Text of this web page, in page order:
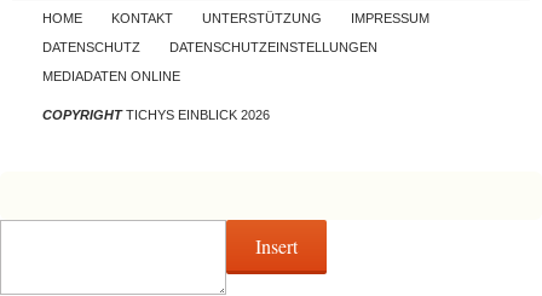
Skip to content
HOME KONTAKT UNTERSTÜTZUNG
IMPRESSUM
DATENSCHUTZ
DATENSCHUTZEINSTELLUNGEN
MEDIADATEN ONLINE
COPYRIGHTTICHYS EINBLICK 2026
Insert